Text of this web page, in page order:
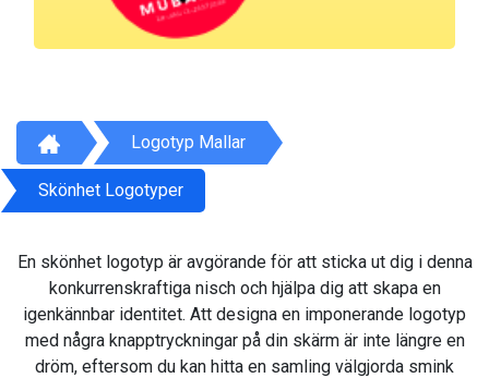
Logotyp Mallar
Skönhet Logotyper
En skönhet logotyp är avgörande för att sticka ut dig i denna
konkurrenskraftiga nisch och hjälpa dig att skapa en
igenkännbar identitet. Att designa en imponerande logotyp
med några knapptryckningar på din skärm är inte längre en
dröm, eftersom du kan hitta en samling välgjorda smink